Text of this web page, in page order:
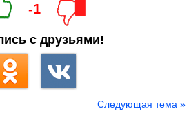
-1
с друзьями!
Следующая тема »